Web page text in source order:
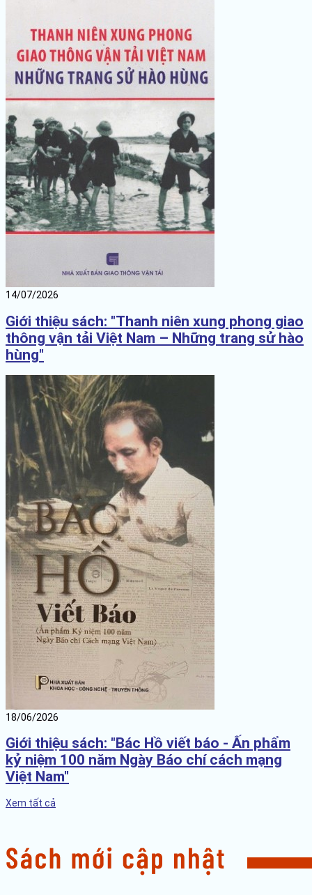
14/07/2026
Giới thiệu sách: "Thanh niên xung phong giao
thông vận tải Việt Nam – Những trang sử hào
hùng"
18/06/2026
Giới thiệu sách: "Bác Hồ viết báo - Ấn phẩm
kỷ niệm 100 năm Ngày Báo chí cách mạng
Việt Nam"
Xem tất cả